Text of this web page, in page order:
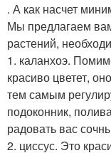
. А как насчет
Мы предлагаем
растений,
1. каланхоэ.
красиво цветет,
тем самым
подоконник,
радовать вас
2. циссус. Это